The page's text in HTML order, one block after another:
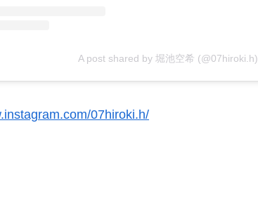
A post shared by 堀池空希 (@07hiroki.h)
07hiroki.h/